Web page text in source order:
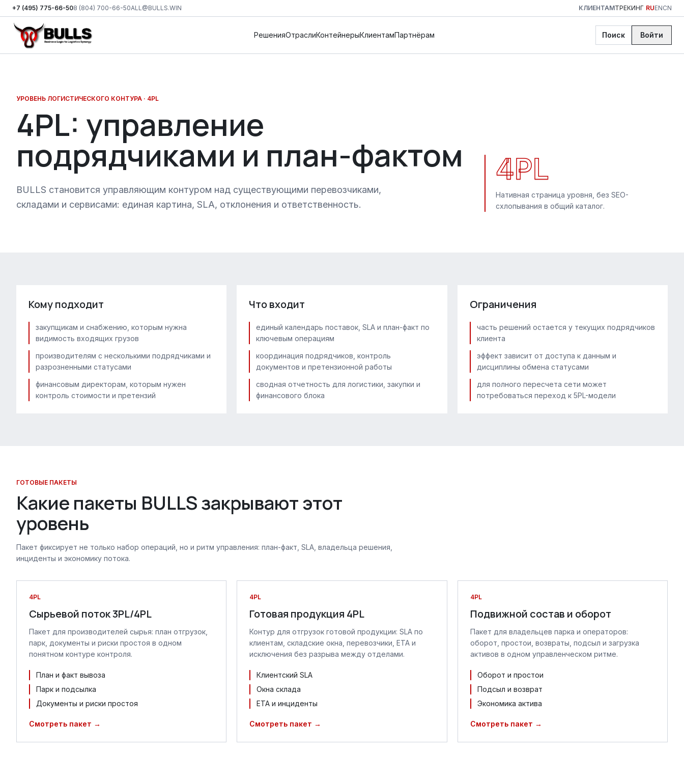
Перейти к основному контенту
+7 (495) 775-66-508 (804) 700-66-50ALL@BULLS.WIN КЛИЕНТАМТРЕКИНГ RUENCN
РешенияОтраслиКонтейнерыКлиентамПартнёрам Поиск Войти
УРОВЕНЬ ЛОГИСТИЧЕСКОГО КОНТУРА · 4PL
4PL: управление
подрядчиками и план-фактом
BULLS становится управляющим контуром над существующими перевозчиками,
складами и сервисами: единая картина, SLA, отклонения и ответственность.
4PL
Нативная страница уровня, без SEO-
схлопывания в общий каталог.
Кому подходит
закупщикам и снабжению, которым нужна
видимость входящих грузов
производителям с несколькими подрядчиками и
разрозненными статусами
финансовым директорам, которым нужен
контроль стоимости и претензий
Что входит
единый календарь поставок, SLA и план-факт по
ключевым операциям
координация подрядчиков, контроль
документов и претензионной работы
сводная отчетность для логистики, закупки и
финансового блока
Ограничения
часть решений остается у текущих подрядчиков
клиента
эффект зависит от доступа к данным и
дисциплины обмена статусами
для полного пересчета сети может
потребоваться переход к 5PL-модели
ГОТОВЫЕ ПАКЕТЫ
Какие пакеты BULLS закрывают этот
уровень
Пакет фиксирует не только набор операций, но и ритм управления: план-факт, SLA, владельца решения,
инциденты и экономику потока.
4PL
Сырьевой поток 3PL/4PL
Пакет для производителей сырья: план отгрузок,
парк, документы и риски простоя в одном
понятном контуре контроля.
План и факт вывоза
Парк и подсылка
Документы и риски простоя
Смотреть пакет →
4PL
Готовая продукция 4PL
Контур для отгрузок готовой продукции: SLA по
клиентам, складские окна, перевозчики, ETA и
исключения без разрыва между отделами.
Клиентский SLA
Окна склада
ETA и инциденты
Смотреть пакет →
4PL
Подвижной состав и оборот
Пакет для владельцев парка и операторов:
оборот, простои, возвраты, подсыл и загрузка
активов в одном управленческом ритме.
Оборот и простои
Подсыл и возврат
Экономика актива
Смотреть пакет →